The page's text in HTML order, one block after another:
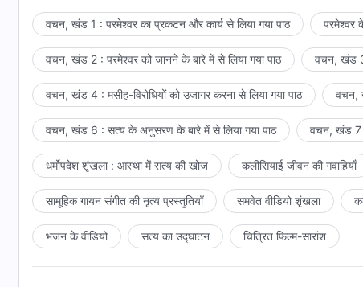
वचन, खंड 1 : परमेश्वर का प्रकटन और कार्य से लिया गया पाठ परमेश्वर
वचन, खंड 2 : परमेश्वर को जानने के बारे में से लिया गया पाठ वचन, खंड 3
वचन, खंड 4 : मसीह-विरोधियों को उजागर करना से लिया गया पाठ वचन,
वचन, खंड 6 : सत्य के अनुसरण के बारे में से लिया गया पाठ वचन, खंड 7
धर्मोपदेश शृंखला : आस्था में सत्य की खोज कलीसियाई जीवन की गवाहियाँ
सामूहिक गायन संगीत की नृत्य प्रस्तुतियाँ समवेत वीडियो शृंखला
भजन के वीडियो सत्य का उद्घाटन चित्रित फिल्म-सारांश